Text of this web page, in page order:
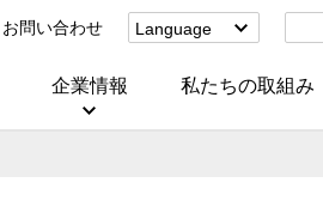
お問い合わせ
Language
(Corporate)
企業情報 私たちの取組み